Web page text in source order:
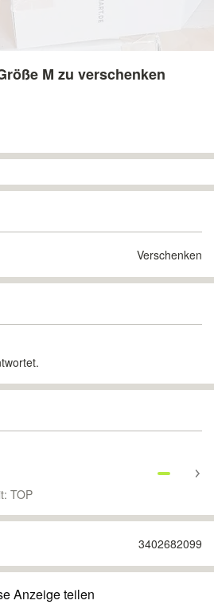
M zu verschenken
Verschenken
TOP
3402682099
Anzeige teilen